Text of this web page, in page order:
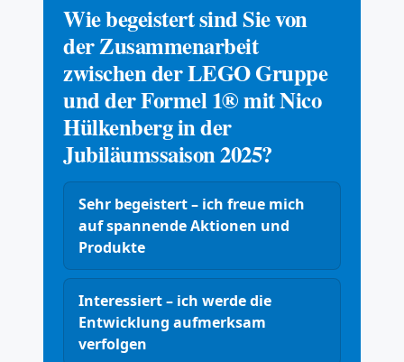
Wie begeistert sind Sie von
der Zusammenarbeit
zwischen der LEGO Gruppe
und der Formel 1® mit Nico
Hülkenberg in der
Jubiläumssaison 2025?
Sehr begeistert – ich freue mich
auf spannende Aktionen und
Produkte
Interessiert – ich werde die
Entwicklung aufmerksam
verfolgen